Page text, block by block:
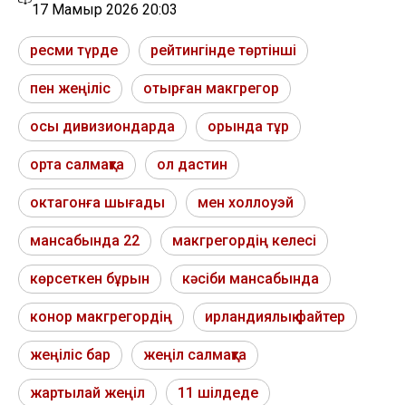
17 Мамыр 2026 20:03
ресми түрде рейтингінде төртінші
пен жеңіліс отырған макгрегор
осы дивизиондарда орында тұр
орта салмақта ол дастин
октагонға шығады мен холлоуэй
мансабында 22 макгрегордің келесі
көрсеткен бұрын кәсіби мансабында
конор макгрегордің ирландиялық файтер
жеңіліс бар жеңіл салмақта
жартылай жеңіл 11 шілдеде